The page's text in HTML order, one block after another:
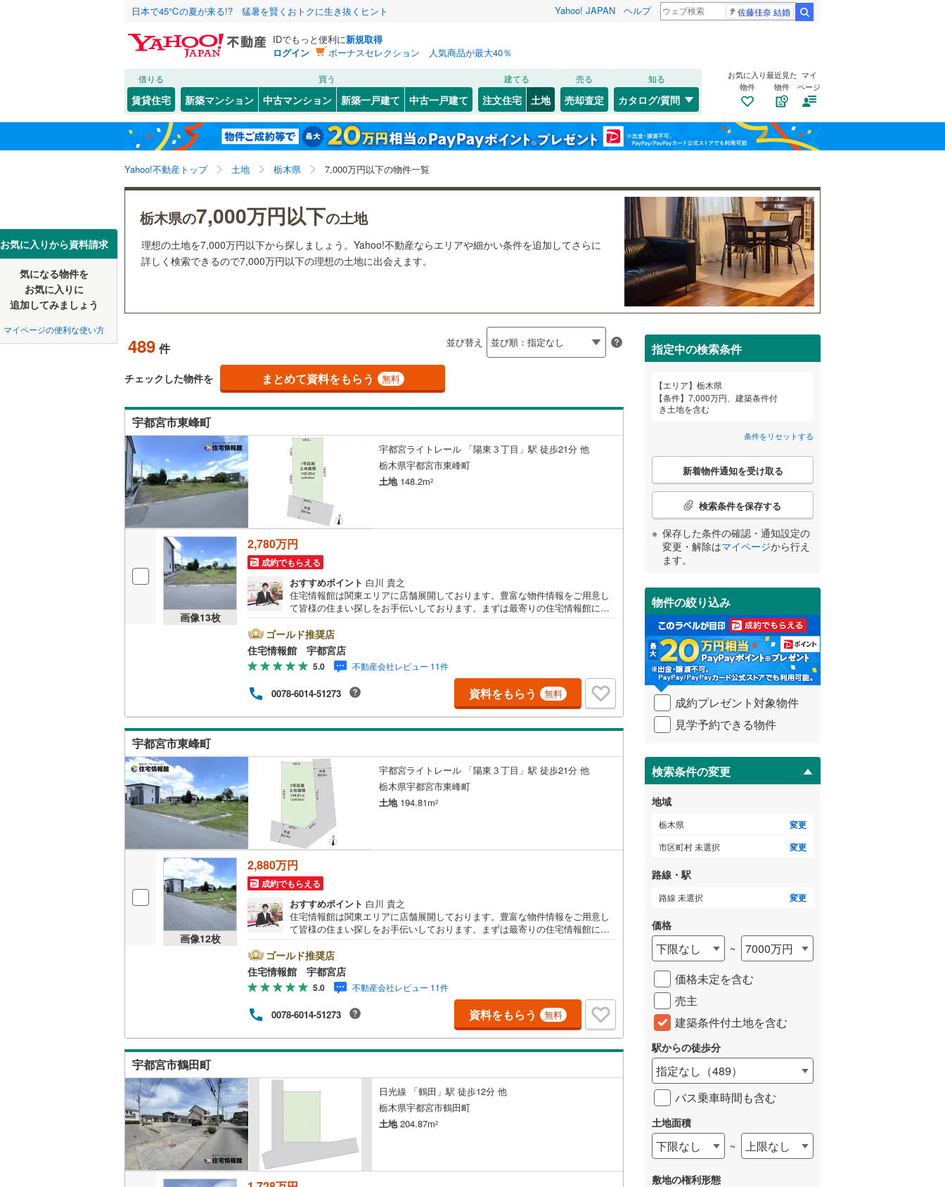
日本で45℃の夏が来る!? 猛暑を賢くおトクに生き抜くヒント Yahoo! JAPAN ヘルプ 佐藤佳奈 結婚
IDでもっと便利に新規取得
ログイン
ボーナスセレクション 人気商品が最大40％
借りる
賃貸住宅
買う
新築マンション 中古マンション 新築一戸建て 中古一戸建て
建てる
注文住宅 土地
売る
売却査定
知る
カタログ/質問
お気に入り
物件
最近見た
物件
マイ
ページ
Yahoo!不動産トップ 土地 栃木県 7,000万円以下の物件一覧
お気に入りから資料請求
気になる物件を
お気に入りに
追加してみましょう
マイページの便利な使い方
栃木県の7,000万円以下の土地
理想の土地を7,000万円以下から探しましょう。Yahoo!不動産ならエリアや細かい条件を追加してさらに
詳しく検索できるので7,000万円以下の理想の土地に出会えます。
489 件 並び替え
チェックした物件を まとめて資料をもらう 無料
宇都宮市東峰町
宇都宮ライトレール 「陽東３丁目」駅 徒歩21分 他
栃木県宇都宮市東峰町
土地148.2m2
画像13枚
2,780万円
成約でもらえる
おすすめポイント 白川 貴之
住宅情報館は関東エリアに店舗展開しております。豊富な物件情報をご用意し
て皆様の住まい探しをお手伝いしております。まずは最寄りの住宅情報館にお
は営業いたします）】「資料請求」「内覧」のお問い合わせは上記時間内です
とスムーズにご対応が可能です。スタッフ一同お客様のお問合せをお待ちして
おります。【住宅ローン相談会】開催中無理のない住宅ローンの試算やご購入
の際にかかる諸費用の概算も行っております。しっかりとした資金計画のアド
バイスをさせて頂きますので、お気軽にご相談ください。お客様第一主義をモ
ット-にお引越しをしてからも安心して住んでいただけるよう、末永く誠実に努
めさせて頂きます。住宅情報館にお越し頂けたら、物件のご紹介だけではな
く、お住まいの疑問、不安、お家の事ならなんでもご相談いただけます。お客
様の要望をお伺いしながら誠心誠意、全力でサポートさせて頂きます。お客様
相談ください。
ゴールド推奨店
住宅情報館 宇都宮店
5.0 不動産会社レビュー 11件
0078-6014-51273 資料をもらう 無料
宇都宮市東峰町
宇都宮ライトレール 「陽東３丁目」駅 徒歩21分 他
栃木県宇都宮市東峰町
土地194.81m2
画像12枚
2,880万円
成約でもらえる
おすすめポイント 白川 貴之
住宅情報館は関東エリアに店舗展開しております。豊富な物件情報をご用意し
て皆様の住まい探しをお手伝いしております。まずは最寄りの住宅情報館にお
は営業いたします）】「資料請求」「内覧」のお問い合わせは上記時間内です
とスムーズにご対応が可能です。スタッフ一同お客様のお問合せをお待ちして
おります。【住宅ローン相談会】開催中無理のない住宅ローンの試算やご購入
の際にかかる諸費用の概算も行っております。しっかりとした資金計画のアド
バイスをさせて頂きますので、お気軽にご相談ください。お客様第一主義をモ
ット-にお引越しをしてからも安心して住んでいただけるよう、末永く誠実に努
めさせて頂きます。住宅情報館にお越し頂けたら、物件のご紹介だけではな
く、お住まいの疑問、不安、お家の事ならなんでもご相談いただけます。お客
様の要望をお伺いしながら誠心誠意、全力でサポートさせて頂きます。お客様
相談ください。
ゴールド推奨店
住宅情報館 宇都宮店
5.0 不動産会社レビュー 11件
0078-6014-51273 資料をもらう 無料
宇都宮市鶴田町
日光線 「鶴田」駅 徒歩12分 他
栃木県宇都宮市鶴田町
土地204.87m2
指定中の検索条件
エリア
栃木県
条件
7,000万円、建築条件付
き土地を含む
条件をリセットする
こ
検
条
件
受
け
取
る
・
条
件
を
イ
ペ
ジ
に
保
存
す
る
新着物件通知を受け取る
検索条件を保存する
保存した条件の確認・通知設定の
変更・解除はマイページから行え
ます。
物件の絞り込み
成約プレゼント対象物件
見学予約できる物件
検索条件の変更
地域
栃木県 変更
市区町村 未選択 変更
路線・駅
路線 未選択 変更
価格
下限なし ~
7000万円
価格未定を含む
売主
建築条件付土地を含む
駅からの徒歩分
指定なし （489）
バス乗車時間も含む
土地面積
下限なし ~ 上限なし
敷地の権利形態
北海道 北海道
東北 青森 岩手 宮城 秋田 山形 福島
関東 東京 神奈川 埼玉
新潟
東海 愛知 岐阜 静岡 三重
和歌山
中国 鳥取 島根 岡山 広島 山口
四国 高知
福岡 佐賀 長崎 鹿児島 沖縄
該当物件0件 この条件で検索する 条件をリセットする
宇都宮市(159) 足利市(130) 栃木市(13)
佐野市(10) 鹿沼市(8) 日光市(25)
小山市( 50
矢板市 (8) さくら市(
那須烏山市
) 河内郡上三川町(1)
芳賀郡益子町(0) 芳賀郡市貝町(1)
下都賀郡野木町(0)
塩谷郡塩谷町(0) 塩谷郡高根沢町(3) 那須郡那須町(11)
該当物件0件 この条件で検索する 条件をリセットする
該当物件0件 この条件で検索する 条件をリセットする
JR 東北本線(225) 両毛線(160) 水戸線(39)
日光線(127) 烏山線(92)
湘南新宿ライン（宇都宮～逗子）
(148
私鉄・その他 宇都宮ライトレール(100)
東武伊勢崎線(95) 東武日光線(30 )
東武鬼怒川線 ( 8) 東武宇都宮線(108) 野岩鉄道会津鬼怒川線(2)
該当物件0件 この条件で検索する 条件をリセットする
該当物件0件 この条件で検索する 条件をリセットする
こだわり条件 配置、向き、建ち方、日当たり
前道6m以上（236） 角地（62） 南道路（114）
平坦地（226） 整形地（121） 古家あり（72）
販売、価格、契約、入居関連など
更地渡し（51）
立地
小学校まで1km以内（54）
（174）
IT重説可（193）
オンライン対応とは？
該当物件0件 この条件で検索する 条件をリセットする
検索条件を保存しました
この検索条件の新着物件通知は、 マイページから設定できます。
保存した条件を見る
栃木県、7,000万円、建築条件付き土地を含む
検索条件を保存する
閉じる お気に入りリストを見る
閉じる
閉じる お気に入りリストを見る
閉じる